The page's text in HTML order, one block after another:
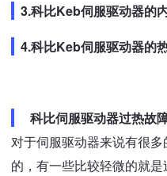
3.科比Keb伺服驱动器的
4.科比Keb伺服驱动器的
科比伺服驱动器过热故
对于伺服驱动器来说有很
的，有一些比较轻微的就